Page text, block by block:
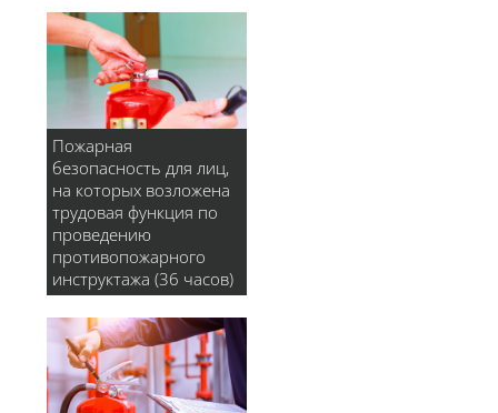
Пожарная
безопасность для лиц,
на которых возложена
трудовая функция по
проведению
противопожарного
инструктажа (36 часов)